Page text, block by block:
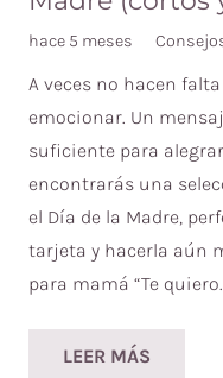
hace 5 meses
A veces no hacen
emocionar. Un
suficiente para
encontrarás una
el Día de la Madre,
tarjeta y hacerla aún
para mamá “Te
LEER MÁS